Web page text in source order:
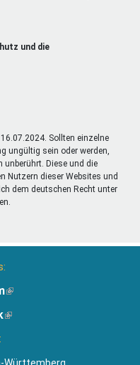
und die
Sollten einzelne
ungültig sein oder werden,
unberührt. Diese und die
Nutzern dieser Websites und
dem deutschen Recht unter
(Link
extern)
(Link
Württemberg